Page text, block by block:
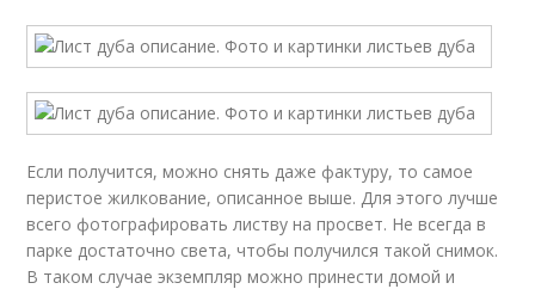
Если получится, можно снять даже фактуру, то самое
перистое жилкование, описанное выше. Для этого лучше
всего фотографировать листву на просвет. Не всегда в
парке достаточно света, чтобы получился такой снимок.
В таком случае экземпляр можно принести домой и